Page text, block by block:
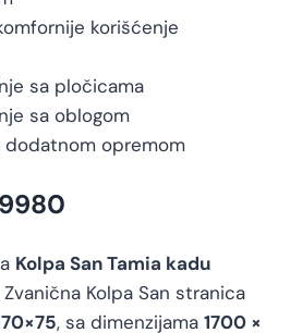
korišćenje
sa pločicama
sa oblogom
opremom
Kolpa San Tamia kadu
Zvanična Kolpa San stranica
, sa dimenzijama 1700 ×